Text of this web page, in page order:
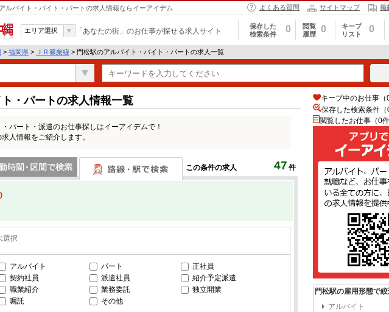
ルバイト・バイト・パートの求人情報ならイーアイデム よくある質問 サイトマップ 掲
エリア選択 「あなたの街」のお仕事が探せる求人サイト
保存した
検索条件
0
閲覧
履歴
0
キープ
リスト
0
> 福岡県 > ＪＲ篠栗線 > 門松駅のアルバイト・バイト・パートの求人一覧
・パートの求人情報一覧
パート・派遣のお仕事探しはイーアイデムで！
人情報をご紹介します。
この条件の求人 47 件
選択
アルバイト パート
正社員
契約社員
派遣社員
紹介予定派遣
職業紹介
業務委託
独立開業
嘱託
その他
キープ中のお仕事（0
保存した検索条件（
閲覧したお仕事（0件
門松駅の雇用形態で
アルバイト